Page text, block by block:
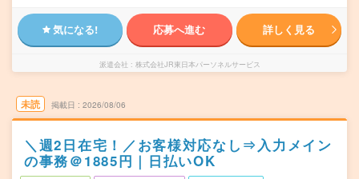
気になる! 応募へ進む 詳しく見る
派遣会社 株式会社JR東日本パーソネルサービス
未読 掲載日 2026/08/06
＼週2日在宅！／お客様対応なし⇒入力メイン
の事務＠1885円｜日払いOK